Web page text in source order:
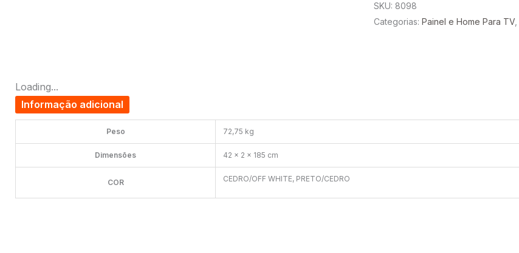
SKU: 8098
Categorias: Painel e Home Para TV
Loading...
Informação adicional
Peso 72,75 kg
Dimensões 42 × 2 × 185 cm
COR CEDRO/OFF WHITE, PRETO/CEDRO